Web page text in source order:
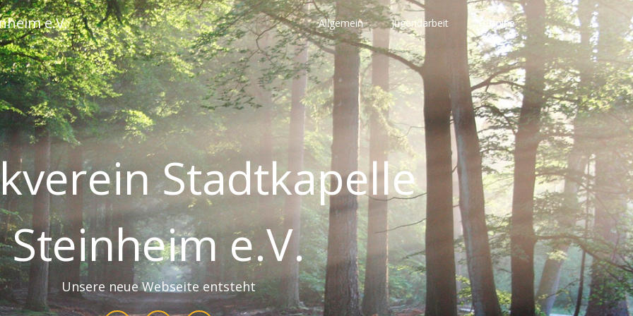
e.V. Allgemein Jugendarbeit Termine
Stadtkapelle
Steinheim e.V.
Unsere neue Webseite entsteht